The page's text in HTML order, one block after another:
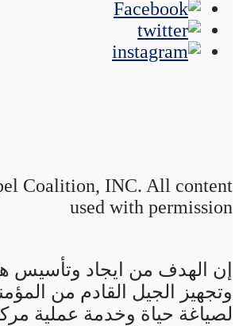
Coalition, INC. All content
used with permission
إن الهدف من ايجاد وتأسيس
وتجهيز الجيل القادم من
لصياغة حياة وخدمة عملية